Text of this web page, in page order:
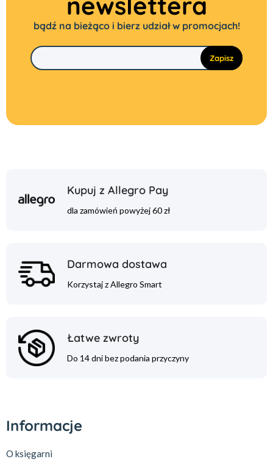
bądź na bieżąco i bierz udział w promocjach!
Kupuj z Allegro Pay
dla zamówień powyżej 60 zł
Darmowa dostawa
Korzystaj z Allegro Smart
Łatwe zwroty
Do 14 dni bez podania przyczyny
Informacje
O księgarni